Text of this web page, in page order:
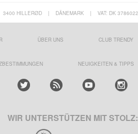
3400 HILLERØD | DÄNEMARK | VAT: DK
ÜBER UNS CLUB TRENDY
NEUIGKEITEN & TIPPS
WIR UNTERSTÜTZEN MIT STOLZ: